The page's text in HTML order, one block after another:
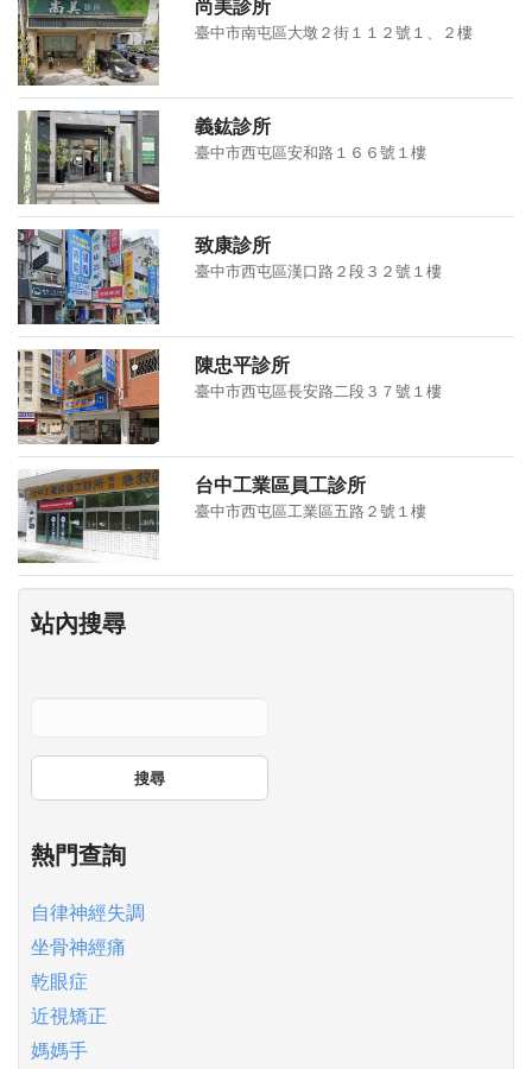
尚美診所
臺中市南屯區大墩２街１１２號１、２樓
義鈜診所
臺中市西屯區安和路１６６號１樓
致康診所
臺中市西屯區漢口路２段３２號１樓
陳忠平診所
臺中市西屯區長安路二段３７號１樓
台中工業區員工診所
臺中市西屯區工業區五路２號１樓
站內搜尋
搜尋
熱門查詢
自律神經失調
坐骨神經痛
乾眼症
近視矯正
媽媽手